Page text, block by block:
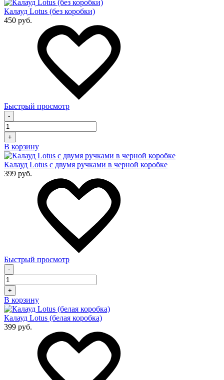
Калауд Lotus (без коробки)
450 руб.
Быстрый просмотр
-
+
В корзину
Калауд Lotus с двумя ручками в черной коробке
399 руб.
Быстрый просмотр
-
+
В корзину
Калауд Lotus (белая коробка)
399 руб.